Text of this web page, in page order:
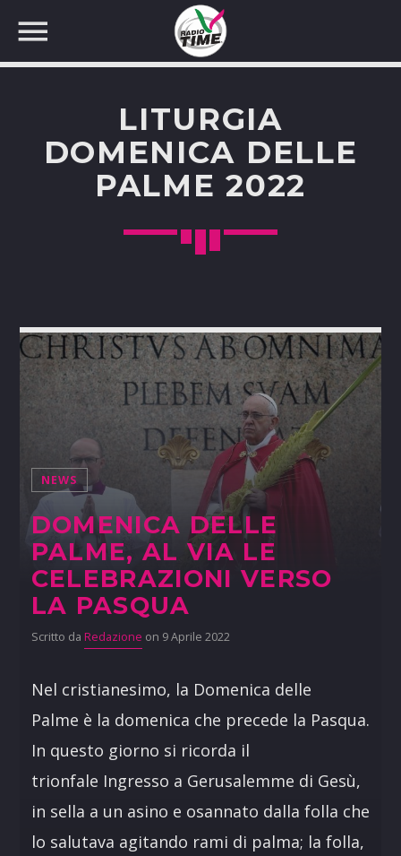
CERCA NEL SITO WEB:
LITURGIA
DOMENICA DELLE
PALME 2022
NEWS
DOMENICA DELLE
PALME, AL VIA LE
CELEBRAZIONI VERSO
LA PASQUA
Scritto da Redazione on 9 Aprile 2022
Nel cristianesimo, la Domenica delle
Palme è la domenica che precede la Pasqua.
In questo giorno si ricorda il
trionfale Ingresso a Gerusalemme di Gesù,
in sella a un asino e osannato dalla folla che
lo salutava agitando rami di palma; la folla,